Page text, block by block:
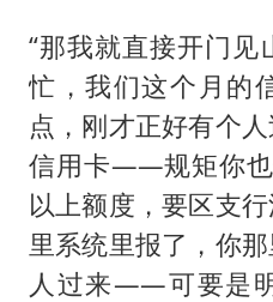
“那我就直接开门
忙，我们这个月的
点，刚才正好有个
信用卡——规矩你也
以上额度，要区支
里系统里报了，你
人过来——可要是